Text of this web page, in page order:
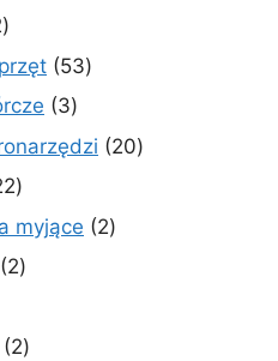
2
produkty
5353
33
produkty
2020
22
produkty
myjące 22
22
22